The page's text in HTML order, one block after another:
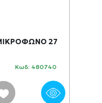
27
Κωδ: 480740